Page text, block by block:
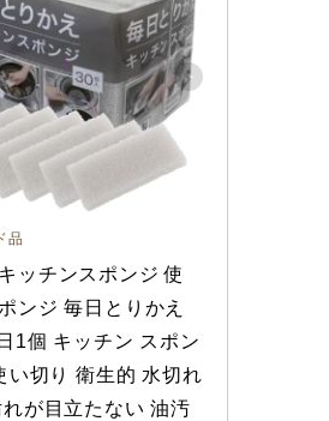
品
ッチンスポンジ 使
ンジ 毎日とりかえ
1個 キッチン スポン
い切り 衛生的 水切れ
が目立たない 油汚